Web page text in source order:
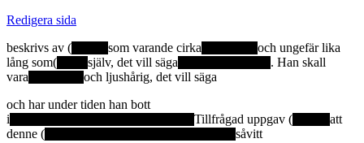
Redigera sida
beskrivs av (
som varande cirka
och ungefär lika
lång som(
själv, det vill säga
. Han skall
vara
och ljushårig, det vill säga
och har under tiden han bott
i
Tillfrågad uppgav (
att
denne (
såvitt